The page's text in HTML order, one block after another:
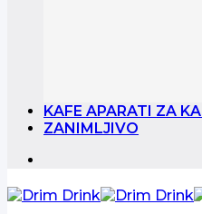
KAFE APARATI ZA
ZANIMLJIVO